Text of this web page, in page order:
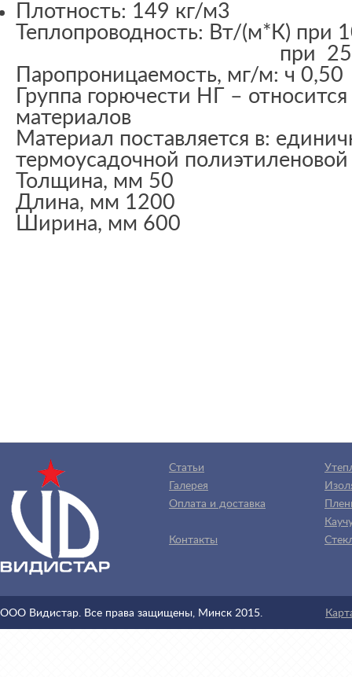
Плотность: 149 кг/м3
Теплопроводность: Вт/(м*К) при
при 25°C –
Паропроницаемость, мг/м: ч 0,50
Группа горючести НГ –
материалов
Материал поставляется в:
термоусадочной полиэтиленовой
Толщина, мм 50
Длина, мм 1200
Ширина, мм 600
Статьи
Галерея
Оплата и доставка
Контакты
ООО Видистар. Все права защищены, Минск 2015.